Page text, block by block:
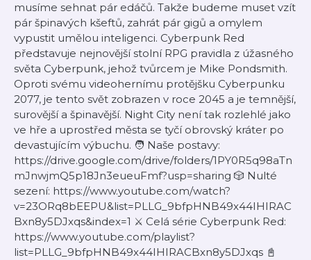
musíme sehnat pár edáčů. Takže budeme muset vzít
pár špinavých kšeftů, zahrát pár gigů a omylem
vypustit umělou inteligenci. Cyberpunk Red
představuje nejnovější stolní RPG pravidla z úžasného
světa Cyberpunk, jehož tvůrcem je Mike Pondsmith.
Oproti svému videohernímu protějšku Cyberpunku
2077, je tento svět zobrazen v roce 2045 a je temnější,
surovější a špinavější. Night City není tak rozlehlé jako
ve hře a uprostřed města se tyčí obrovský kráter po
devastujícím výbuchu. 🧑 Naše postavy:
https://drive.google.com/drive/folders/1PY0R5q98aTn
mJnwjmQ5p18Jn3eueuFmf?usp=sharing 🎲 Nulté
sezení: https://www.youtube.com/watch?
v=23ORq8bEEPU&list=PLLG_9bfpHNB49x44IHIRAC
Bxn8y5DJxqs&index=1 ⚔️ Celá série Cyberpunk Red:
https://www.youtube.com/playlist?
list=PLLG_9bfpHNB49x44IHIRACBxn8y5DJxqs 📓